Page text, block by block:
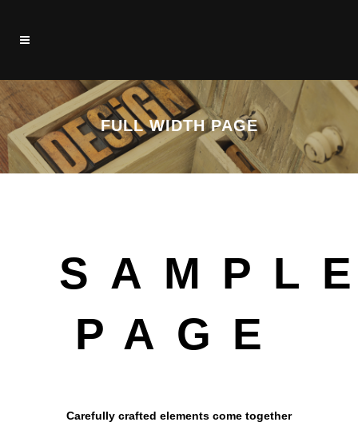
FULL WIDTH PAGE
PAGE
Carefully crafted elements come together